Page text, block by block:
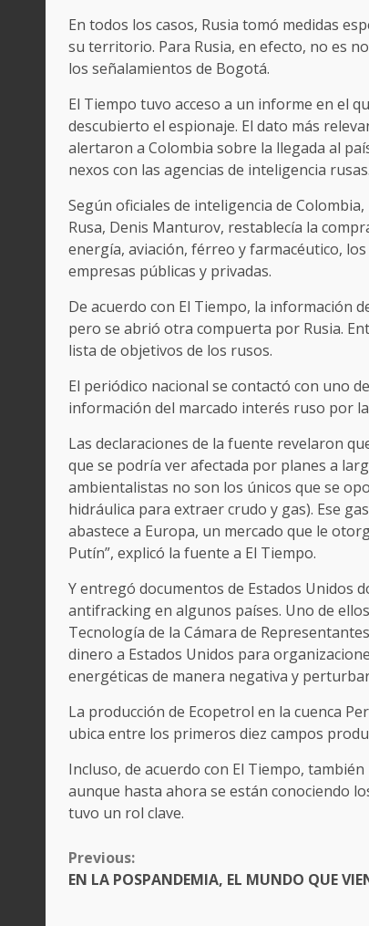
En todos los casos, Rusia tomó medidas
su territorio. Para Rusia, en efecto, no es
los señalamientos de Bogotá.
El Tiempo tuvo acceso a un informe en el
descubierto el espionaje. El dato más
alertaron a Colombia sobre la llegada al
nexos con las agencias de inteligencia rusas.
Según oficiales de inteligencia de
Rusa, Denis Manturov, restablecía la
energía, aviación, férreo y farmacéutico,
empresas públicas y privadas.
De acuerdo con El Tiempo, la información
pero se abrió otra compuerta por Rusia.
lista de objetivos de los rusos.
El periódico nacional se contactó con uno
información del marcado interés ruso por
Las declaraciones de la fuente revelaron
que se podría ver afectada por planes a
ambientalistas no son los únicos que se
hidráulica para extraer crudo y gas). Ese
abastece a Europa, un mercado que le
Putín”, explicó la fuente a El Tiempo.
Y entregó documentos de Estados Unidos
antifracking en algunos países. Uno de
Tecnología de la Cámara de
dinero a Estados Unidos para
energéticas de manera negativa y
La producción de Ecopetrol en la cuenca
ubica entre los primeros diez campos
Incluso, de acuerdo con El Tiempo,
aunque hasta ahora se están conociendo
tuvo un rol clave.
CONTINUE
READING
Previous:
EN LA POSPANDEMIA, EL MUNDO QUE